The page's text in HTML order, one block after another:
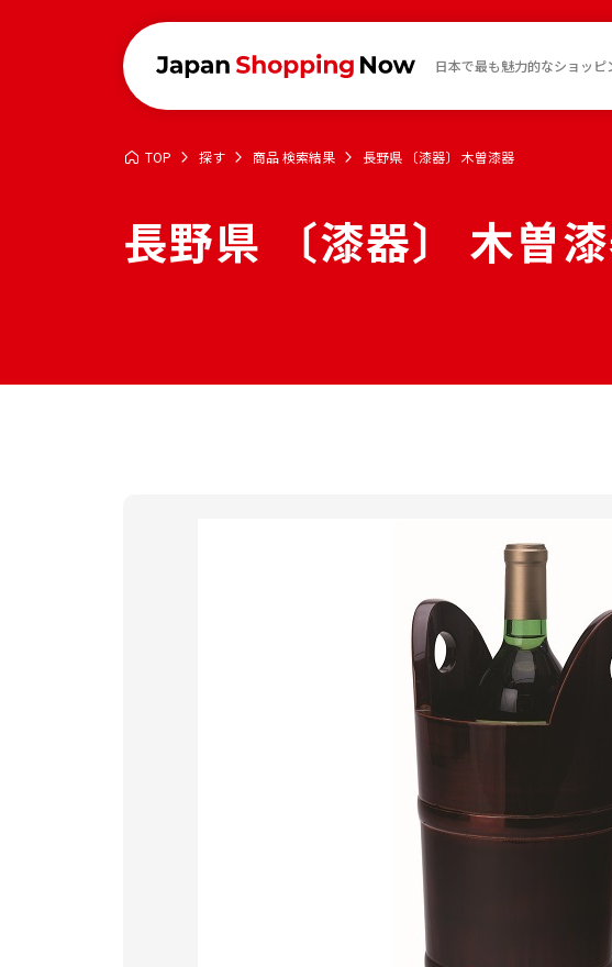
日本で最も魅力的なショッピ
TOP 探す 商品 検索結果 長野県 〔漆器〕 木曽漆器
長野県 〔漆器〕 木曽